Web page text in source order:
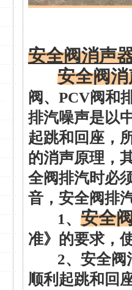
安全阀消声
安全阀
阀、 PCV阀和
排汽噪声是以
起跳和回座，
的消声原理，
全阀排汽时必
音，安全阀排
1、 安全
准》的要求，
2、 安全阀
顺利起跳和回